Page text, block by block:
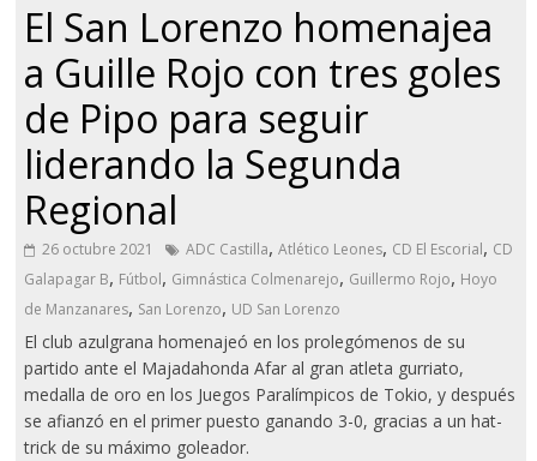
El San Lorenzo homenajea
a Guille Rojo con tres goles
de Pipo para seguir
liderando la Segunda
Regional
26 octubre 2021 ADC Castilla,Atlético Leones, CD El Escorial, CD
Galapagar B, Fútbol, Gimnástica Colmenarejo, Guillermo Rojo, Hoyo
de Manzanares, San Lorenzo, UD San Lorenzo
El club azulgrana homenajeó en los prolegómenos de su
partido ante el Majadahonda Afar al gran atleta gurriato,
medalla de oro en los Juegos Paralímpicos de Tokio, y después
se afianzó en el primer puesto ganando 3-0, gracias a un hat-
trick de su máximo goleador.